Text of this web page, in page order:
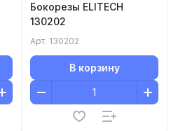
Бокорезы ELITECH
130202
Арт. 130202
В корзину